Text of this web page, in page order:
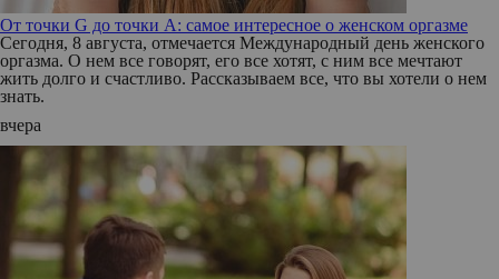
От точки G до точки A: самое интересное о женском оргазме
Сегодня, 8 августа, отмечается Международный день женского
оргазма. О нем все говорят, его все хотят, с ним все мечтают
жить долго и счастливо. Рассказываем все, что вы хотели о нем
знать.
вчера